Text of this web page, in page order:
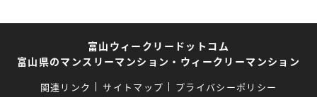
富山ウィークリードットコム
富山県のマンスリーマンション・ウィークリーマンション
関連リンク サイトマップ プライバシーポリシー